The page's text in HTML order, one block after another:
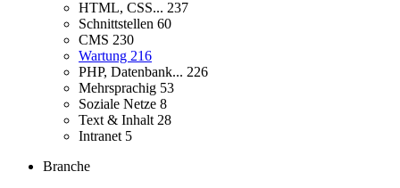
HTML, CSS... 237
Schnittstellen 60
CMS 230
Wartung 216
PHP, Datenbank... 226
Mehrsprachig 53
Soziale Netze 8
Text & Inhalt 28
Intranet 5
Branche